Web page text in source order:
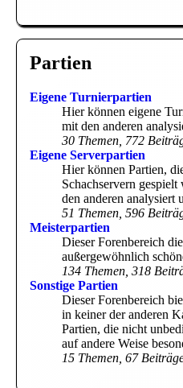
Partien
Eigene Turnierpartien
Hier können eigene
mit den anderen
30 Themen, 772
Eigene Serverpartien
Hier können Partien,
Schachservern
den anderen analysiert
51 Themen, 596
Meisterpartien
Dieser Forenbereich
außergewöhnlich
134 Themen, 318
Sonstige Partien
Dieser Forenbereich
in keiner der anderen
Partien, die nicht
auf andere Weise
15 Themen, 67